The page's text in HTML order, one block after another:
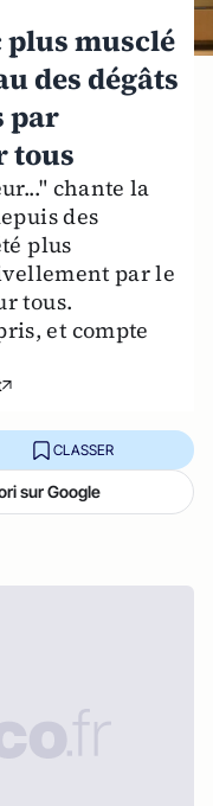
plus musclé
des dégâts
par
tous
chante la
des
plus
par le
tous.
et compte
CLASSER
sur Google